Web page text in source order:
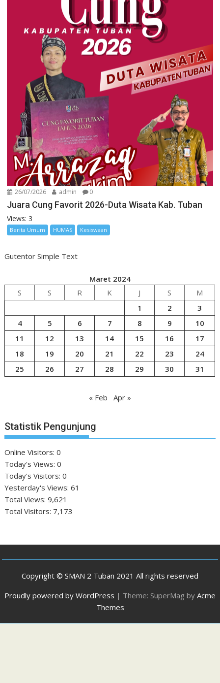
26/07/2026 admin 0
Juara Cung Favorit 2026-Duta Wisata Kab. Tuban
Views: 3
Berita Umum HUMAS Kesiswaan
Gutentor Simple Text
Maret 2024
S
S R K J S
M
1
2
3
4
5 6 7 8 9
10
11
12 13 14 15 16
17
18
19 20 21 22 23
24
25
26 27 28 29 30 31
« Feb Apr »
Statistik Pengunjung
Online Visitors:0
Today's Views:0
Today's Visitors:0
Yesterday's Views:61
Total Views:9,621
Total Visitors: 7,173
Copyright © SMAN 2 Tuban 2021 All rights reserved
Proudly powered by WordPress | Theme: SuperMag by Acme
Themes